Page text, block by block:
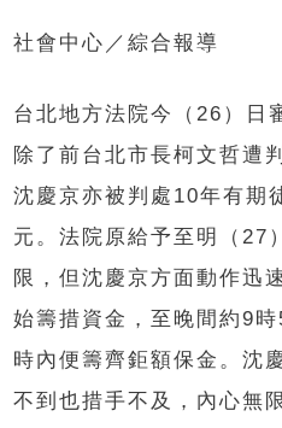
社會中心／綜合報導
台北地方法院今（26）日
除了前台北市長柯文哲遭
沈慶京亦被判處10年有期
元。法院原給予至明（27
限，但沈慶京方面動作迅
始籌措資金，至晚間約9
時內便籌齊鉅額保金。沈
不到也措手不及，內心無